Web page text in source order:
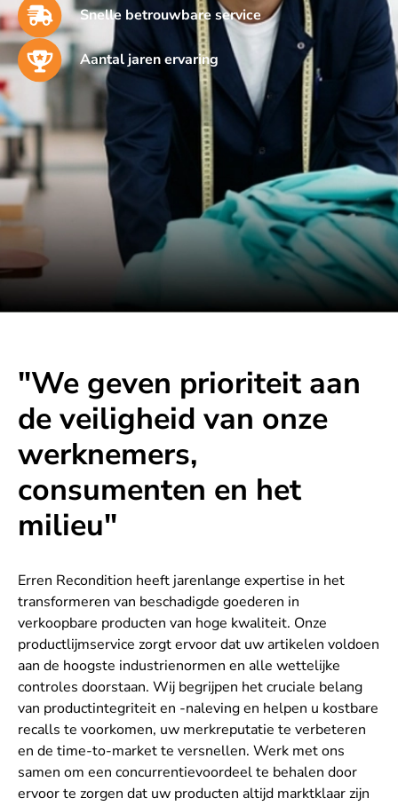
Snelle betrouwbare service
Aantal jaren ervaring
"We geven prioriteit aan
de veiligheid van onze
werknemers,
consumenten en het
milieu"
Erren Recondition heeft jarenlange expertise in het
transformeren van beschadigde goederen in
verkoopbare producten van hoge kwaliteit. Onze
productlijmservice zorgt ervoor dat uw artikelen voldoen
aan de hoogste industrienormen en alle wettelijke
controles doorstaan. Wij begrijpen het cruciale belang
van productintegriteit en -naleving en helpen u kostbare
recalls te voorkomen, uw merkreputatie te verbeteren
en de time-to-market te versnellen. Werk met ons
samen om een concurrentievoordeel te behalen door
ervoor te zorgen dat uw producten altijd marktklaar zijn